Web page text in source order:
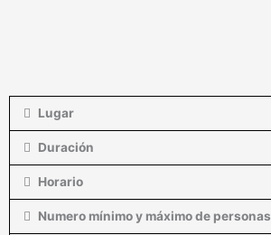
Lugar
Duración
Horario
Numero mínimo y máximo de personas